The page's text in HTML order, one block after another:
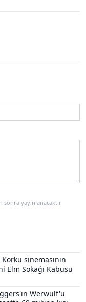
yayınlanacaktır.
sinemasının
Elm Sokağı Kabusu
Werwulf'u